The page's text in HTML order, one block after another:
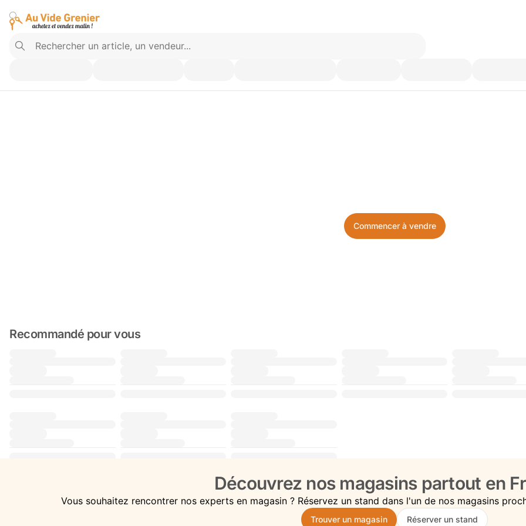
Commencer à vendre
Recommandé pour vous
Découvrez nos magasins partout en
Vous souhaitez rencontrer nos experts en magasin ? Réservez un stand dans l'un de nos magasins
Trouver un magasin Réserver un stand